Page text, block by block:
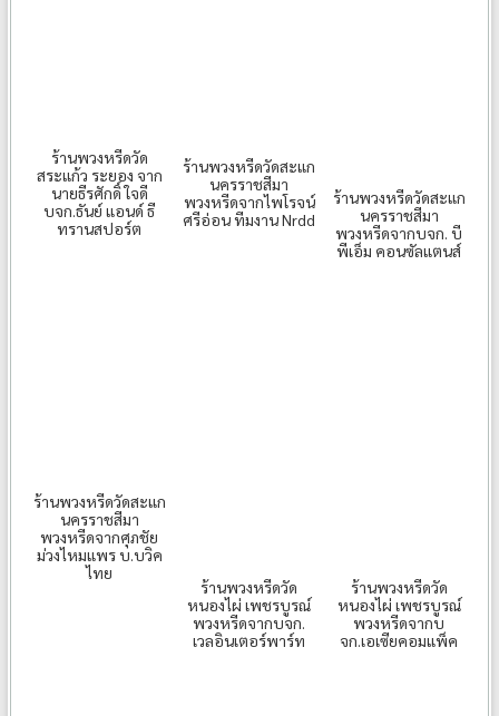
ร้านพวงหรีดวัด
สระแก้ว ระยอง จาก
นายธีรศักดิ์ ใจดี
บจก.ธันย์ แอนด์ ธี
ทรานสปอร์ต
ร้านพวงหรีดวัดสะแก
นครราชสีมา
พวงหรีดจากไพโรจน์
ศรีอ่อน ทีมงาน Nrdd
ร้านพวงหรีดวัดสะแก
นครราชสีมา
พวงหรีดจากบจก. บี
พีเอ็ม คอนซัลแตนส์
ร้านพวงหรีดวัดสะแก
นครราชสีมา
พวงหรีดจากศุภชัย
ม่วงไหมแพร บ.บวิค
ไทย
ร้านพวงหรีดวัด
หนองไผ่ เพชรบูรณ์
พวงหรีดจากบจก.
เวลอินเตอร์พาร์ท
ร้านพวงหรีดวัด
หนองไผ่ เพชรบูรณ์
พวงหรีดจากบ
จก.เอเซียคอมแพ็ค